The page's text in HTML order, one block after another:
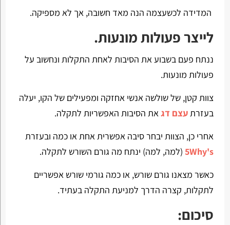
המדידה לכשעצמה הנה מאד חשובה, אך לא מספיקה.
לייצר פעולות מונעות.
ננתח פעם בשבוע את הסיבות לאחת התקלות ונחשוב על
פעולות מונעות.
צוות קטן, של שולשה אנשי אחזקה ומפעילים של הקו, יעלה
בעזרתעצם דגאת הסיבות האפשריות לתקלה.
אחרי כן, הצוות יבחר סיבה אפשרית אחת או כמה ובעזרת
5Why's(למה, למה) ינתח מה גורם השורש לתקלה.
כאשר מצאנו גורם שורש, או כמה גורמי שורש אפשריים
לתקלות, קצרה הדרך למניעת התקלה בעתיד.
סיכום: